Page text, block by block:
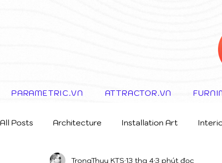
PARAMETRIC.VN ATTRACTOR.VN
All Posts Architecture Installation Art
TrongThuy KTS 13 thg 43 phút đọc